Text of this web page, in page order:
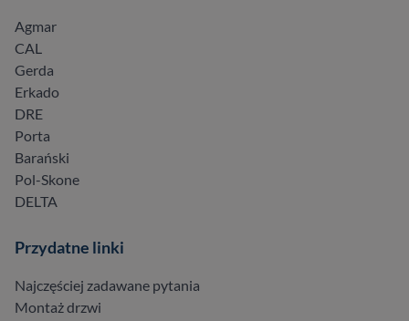
Agmar
CAL
Gerda
Erkado
DRE
Porta
Barański
Pol-Skone
DELTA
Przydatne linki
Najczęściej zadawane pytania
Montaż drzwi